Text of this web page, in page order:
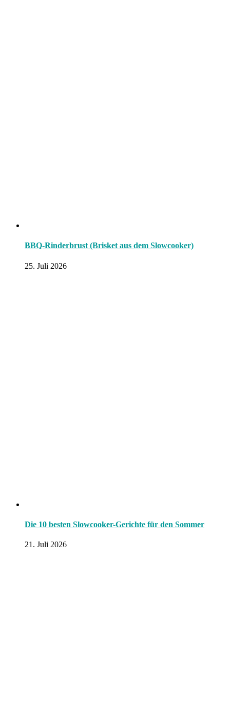
BBQ-Rinderbrust (Brisket aus dem Slowcooker)
25. Juli 2026
Die 10 besten Slowcooker-Gerichte für den Sommer
21. Juli 2026